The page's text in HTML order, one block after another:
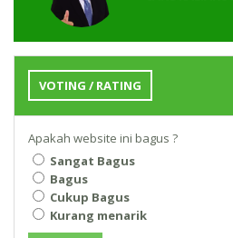
VOTING / RATING
Apakah website ini bagus ?
Sangat Bagus
Bagus
Cukup Bagus
Kurang menarik